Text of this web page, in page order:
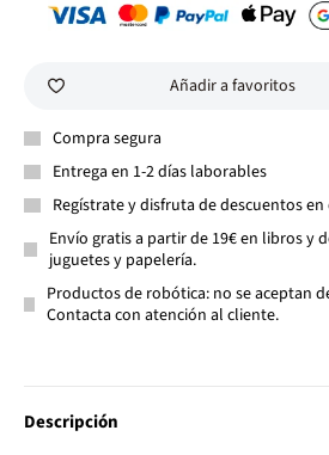
Añadir a favoritos
Compra segura
Entrega en 1-2 días laborables
Regístrate y disfruta de descuentos
Envío gratis a partir de 19€ en libros y
juguetes y papelería.
Productos de robótica: no se aceptan
Contacta con atención al cliente.
Descripción